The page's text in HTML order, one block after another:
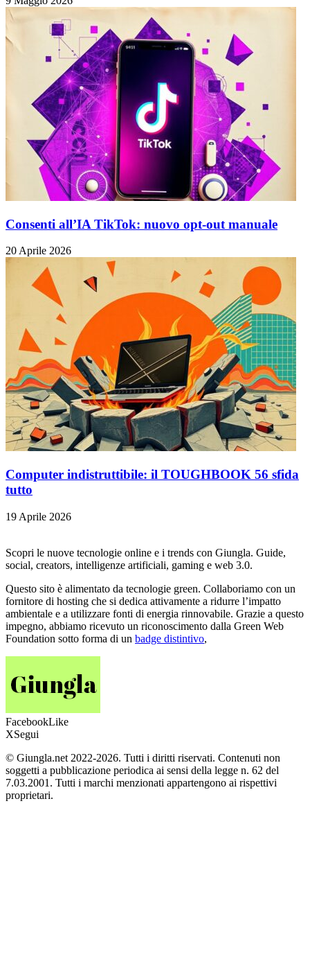
Consenti all’IA TikTok: nuovo opt-out manuale
20 Aprile 2026
Computer indistruttibile: il TOUGHBOOK 56 sfida
tutto
19 Aprile 2026
Scopri le nuove tecnologie online e i trends con Giungla. Guide,
social, creators, intelligenze artificiali, gaming e web 3.0.
Questo sito è alimentato da tecnologie green. Collaboriamo con un
fornitore di hosting che si dedica attivamente a ridurre l’impatto
ambientale e a utilizzare fonti di energia rinnovabile. Grazie a questo
impegno, abbiamo ricevuto un riconoscimento dalla Green Web
Foundation sotto forma di un badge distintivo,
FacebookLike
XSegui
© Giungla.net 2022-2026. Tutti i diritti riservati. Contenuti non
soggetti a pubblicazione periodica ai sensi della legge n. 62 del
7.03.2001. Tutti i marchi menzionati appartengono ai rispettivi
proprietari.